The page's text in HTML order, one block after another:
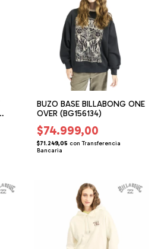
BUZO BASE BILLABONG ONE
OVER (BG156134)
$74.999,00
$71.249,05 con Transferencia
Bancaria